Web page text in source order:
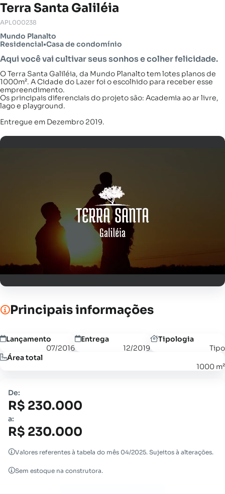
Terra Santa Galiléia
APL000238
Mundo Planalto
Residencial•Casa de condomínio
Aqui você vai cultivar seus sonhos e colher felicidade.
O Terra Santa Galiléia, da Mundo Planalto tem lotes planos de
1000m². A Cidade do Lazer foi o escolhido para receber esse
empreendimento.
Os principais diferenciais do projeto são: Academia ao ar livre,
lago e playground.
Entregue em Dezembro 2019.
Principais informações
Lançamento
07/2016
Entrega
12/2019
Tipologia
Tipo
Área total
1000 m²
De:
R$ 230.000
a:
R$ 230.000
Valores referentes à tabela do mês 04/2025. Sujeitos à alterações.
Sem estoque na construtora.